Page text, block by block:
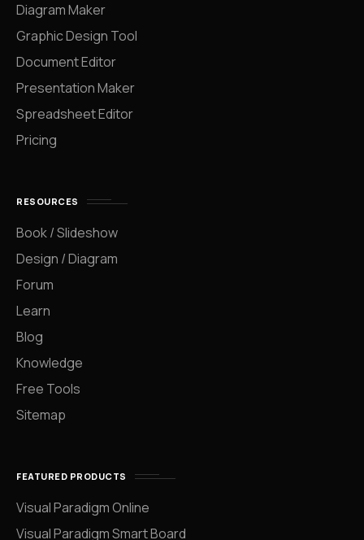
Diagram Maker
Graphic Design Tool
Document Editor
Presentation Maker
Spreadsheet Editor
Pricing
RESOURCES
Book / Slideshow
Design / Diagram
Forum
Learn
Blog
Knowledge
Free Tools
Sitemap
FEATURED PRODUCTS
Visual Paradigm Online
Visual Paradigm Smart Board